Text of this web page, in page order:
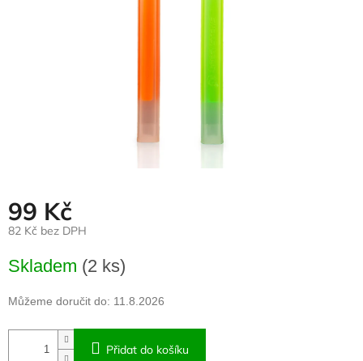
99 Kč
82 Kč bez DPH
cena:
Skladem (2 ks)
Můžeme doručit do: 11.8.2026
Přidat do košíku